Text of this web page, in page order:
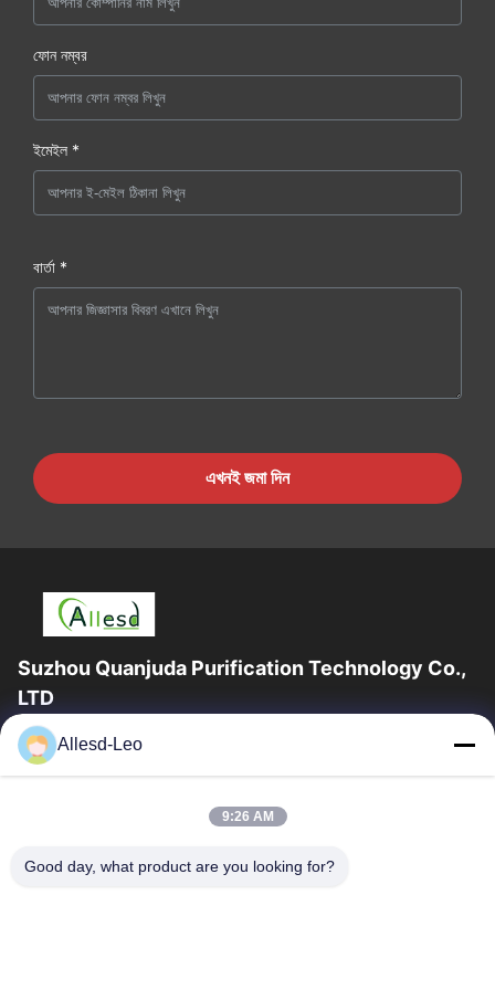
ফোন নম্বর
ইমেইল *
বার্তা *
এখনই জমা দিন
Suzhou Quanjuda Purification Technology Co.,
LTD
16 বছরের অভিজ্ঞতা, ESD এবং Cleanroom পণ্যগুলির একটি নেতৃস্থানীয়
প্রস্তুতকারক এবং রপ্তানিকারক হিসাবে, আমরা ESD এবং Cleanroom সরঞ্জাম এবং
বাড়ি
পণ্য
Allesd-Leo
9:26 AM
Good day, what product are you looking for?